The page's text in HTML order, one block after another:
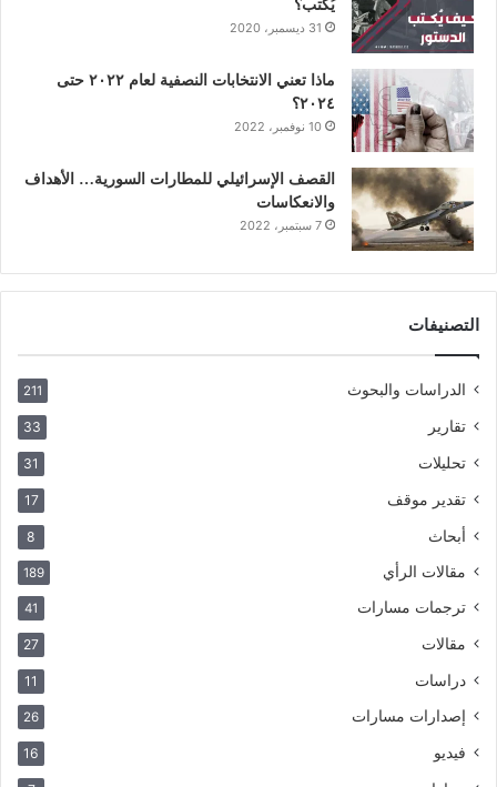
يُكتب؟
31 ديسمبر، 2020
ماذا تعني الانتخابات النصفية لعام ٢٠٢٢ حتى
٢٠٢٤؟
10 نوفمبر، 2022
القصف الإسرائيلي للمطارات السورية… الأهداف
والانعكاسات
7 سبتمبر، 2022
التصنيفات
الدراسات والبحوث 211
تقارير 33
تحليلات 31
تقدير موقف 17
أبحاث 8
مقالات الرأي 189
ترجمات مسارات 41
مقالات 27
دراسات 11
إصدارات مسارات 26
فيديو 16